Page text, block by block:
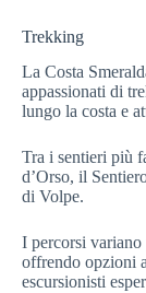
Trekking
La Costa
appassionati di
lungo la costa e
Tra i sentieri più
d’Orso, il
di Volpe.
I percorsi
offrendo opzioni
escursionisti